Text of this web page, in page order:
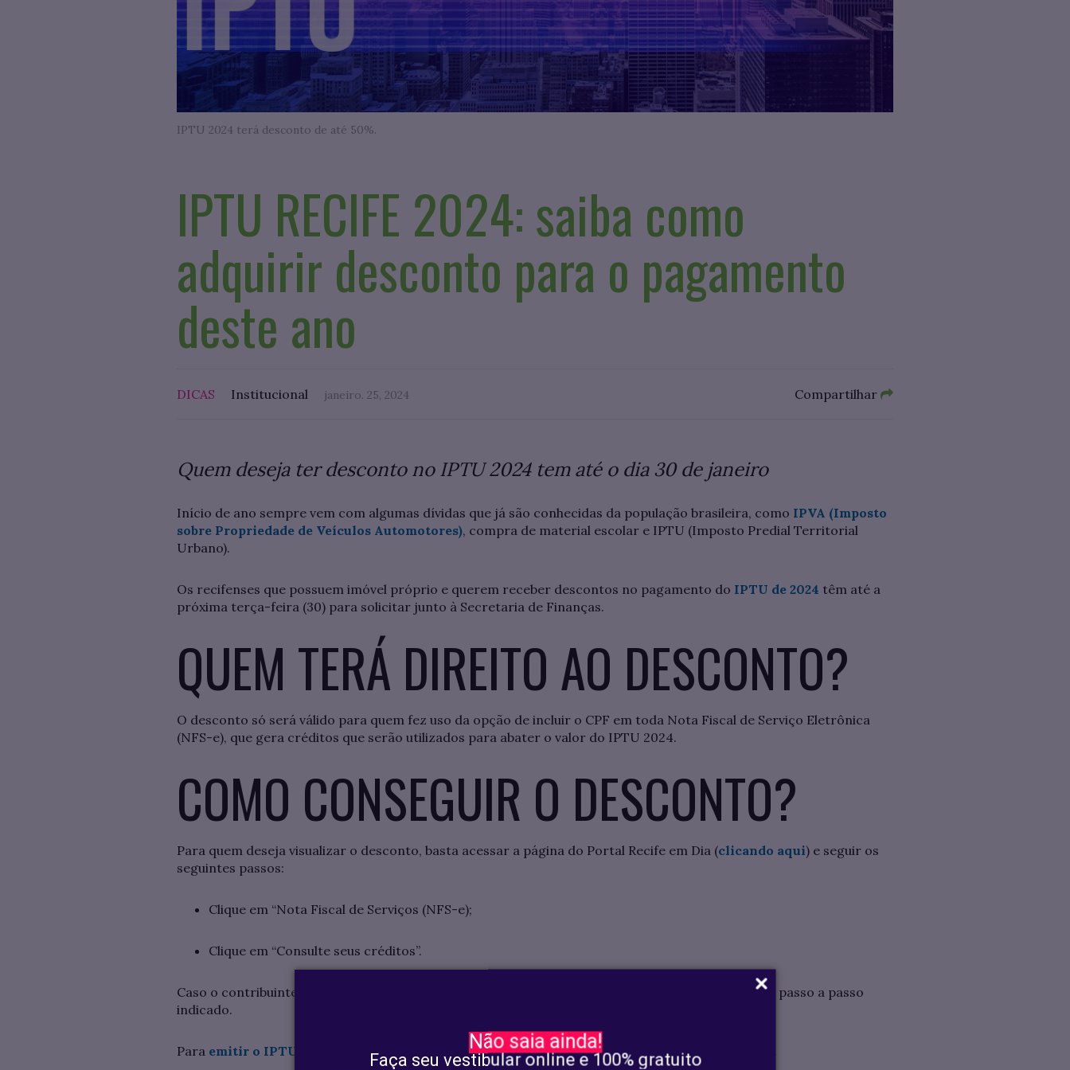
Não saia ainda!
Faça seu vestibular online e 100% gratuito
IPTU 2024 terá desconto de até 50%.
IPTU RECIFE 2024: saiba como
adquirir desconto para o pagamento
deste ano
DICAS Institucional janeiro. 25, 2024 Compartilhar
Quem deseja ter desconto no IPTU 2024 tem até o dia 30 de janeiro
Início de ano sempre vem com algumas dívidas que já são conhecidas da população brasileira, como IPVA (Imposto
sobre Propriedade de Veículos Automotores), compra de material escolar e IPTU (Imposto Predial Territorial
Urbano).
Os recifenses que possuem imóvel próprio e querem receber descontos no pagamento do IPTU de 2024 têm até a
próxima terça-feira (30) para solicitar junto à Secretaria de Finanças.
QUEM TERÁ DIREITO AO DESCONTO?
O desconto só será válido para quem fez uso da opção de incluir o CPF em toda Nota Fiscal de Serviço Eletrônica
(NFS-e), que gera créditos que serão utilizados para abater o valor do IPTU 2024.
COMO CONSEGUIR O DESCONTO?
Para quem deseja visualizar o desconto, basta acessar a página do Portal Recife em Dia (clicando aqui) e seguir os
seguintes passos:
Clique em “Nota Fiscal de Serviços (NFS-e);
Clique em “Consulte seus créditos”.
Caso o contribuinte ainda não tenha nenhum cadastro, é preciso fazer no mesmo site, seguindo o passo a passo
indicado.
Para emitir o IPTU 2024 , basta colocar o “Sequencial do imóvel” e as informações serão emitidas.